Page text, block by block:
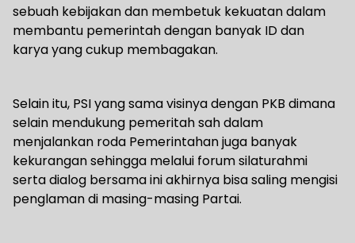
sebuah kebijakan dan membetuk kekuatan dalam
membantu pemerintah dengan banyak ID dan
karya yang cukup membagakan.
Selain itu, PSI yang sama visinya dengan PKB dimana
selain mendukung pemeritah sah dalam
menjalankan roda Pemerintahan juga banyak
kekurangan sehingga melalui forum silaturahmi
serta dialog bersama ini akhirnya bisa saling mengisi
penglaman di masing-masing Partai.